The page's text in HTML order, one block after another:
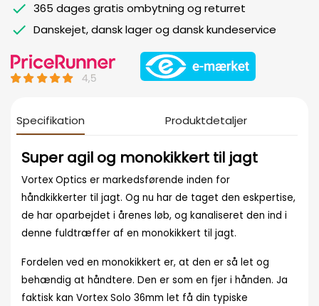
365 dages gratis ombytning og returret
Danskejet, dansk lager og dansk kundeservice
Specifikation Produktdetaljer
Super agil og monokikkert til jagt
Vortex Optics er markedsførende inden for
håndkikkerter til jagt. Og nu har de taget den eskpertise,
de har oparbejdet i årenes løb, og kanaliseret den ind i
denne fuldtræffer af en monokikkert til jagt.
Fordelen ved en monokikkert er, at den er så let og
behændig at håndtere. Den er som en fjer i hånden. Ja
faktisk kan Vortex Solo 36mm let få din typiske